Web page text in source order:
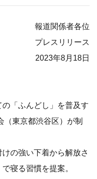
報道関係者各位
プレスリリース
2023年8月18日
「ふんどし」を普及す
（東京都渋谷区）が制
の強い下着から解放さ
寝る習慣を提案。